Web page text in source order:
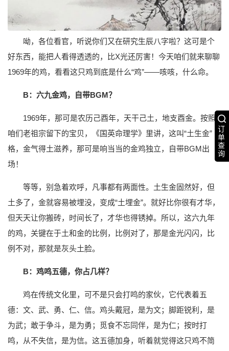
订
单
查
询
呦，各位看官，听说你们又在研究生辰八字啦？这可是个
好东西，能把人看得透透的，比X光还厉害！今天咱们就来聊聊
1969年的鸡，看看这只鸡到底是什么“鸡”——咳咳，什么命。
B：六九金鸡，自带BGM？
1969年，那可是农历己酉年，天干己土，地支酉金。按照
咱们老祖宗留下的宝贝，《国英命理学》里讲，这叫“土生金”
格，金气得土滋养，那可是响当当的金鸡独立，自带BGM出
场！
等等，别急着欢呼，凡事都有两面性。土生金固然好，但
土多了，金就容易被埋没，变成“土埋金”。就好比你很有才华，
但天天让你搬砖，时间长了，才华也得锈掉。所以，这六九年
的鸡，关键在于土和金的比例，比例对了，那是金光闪闪，比
例不对，那就是灰头土脸。
B：鸡鸣五德，你占几样？
鸡在传统文化里，可不是只会打鸣的家伙，它代表着五
德：文、武、勇、仁、信。鸡头戴冠，是为文；脚距锐利，是
为武；敢于争斗，是为勇；觅食不忘同伴，是为仁；按时打
鸣，从不失信，是为信。这五德加身，听着就觉得这只鸡不简